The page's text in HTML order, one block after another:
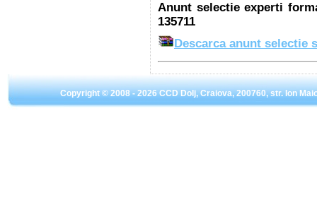
Anunt selectie experti
135711
Descarca anunt selectie
Copyright © 2008 - 2026 CCD Dolj, Craiova, 200760, str. Ion